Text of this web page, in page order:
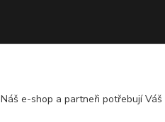
Náš e-shop a partneři potřebují Váš